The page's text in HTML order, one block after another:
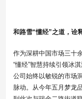
和路雪“懂经”之道，诠
作为深耕中国市场三十
“懂经”智慧持续引领冰
公司始终以敏锐的市场
脉动。从今年五月梦龙